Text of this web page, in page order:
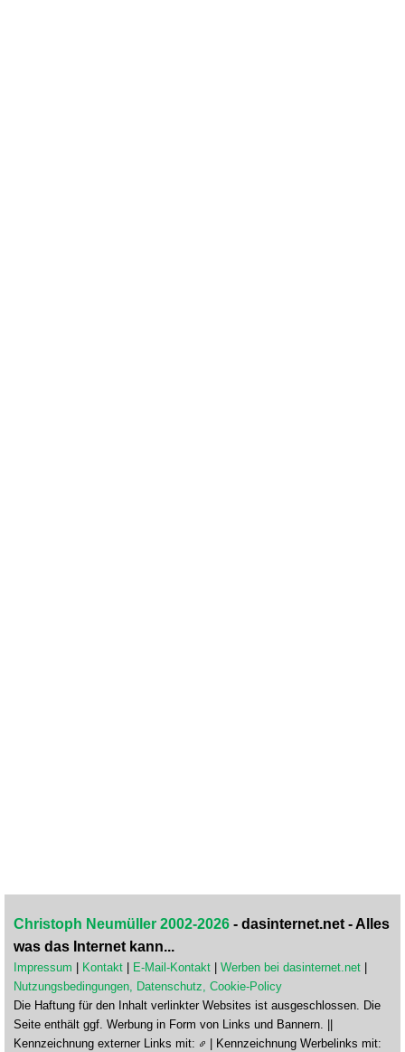
Christoph Neumüller 2002-2026 - dasinternet.net - Alles
was das Internet kann...
Impressum Kontakt E-Mail-Kontakt Werben bei dasinternet.net
Nutzungsbedingungen, Datenschutz, Cookie-Policy
Die Haftung für den Inhalt verlinkter Websites ist ausgeschlossen. Die
Seite enthält ggf. Werbung in Form von Links und Bannern. ||
Kennzeichnung externer Links mit:
| Kennzeichnung Werbelinks mit: